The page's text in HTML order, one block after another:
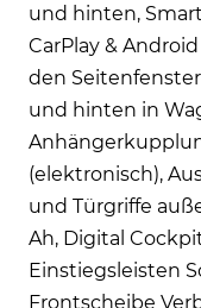
und hinten,
CarPlay &
den
und hinten in
(elektronisch),
und Türgriffe
Ah, Digital
Einstiegsleisten
Frontscheibe